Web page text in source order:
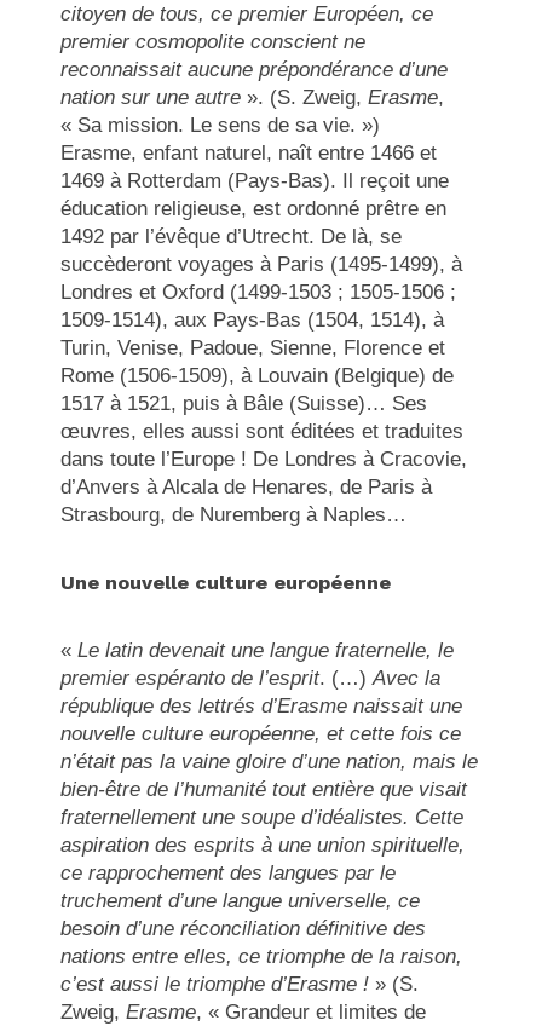
citoyen de tous, ce premier Européen, ce
premier cosmopolite conscient ne
reconnaissait aucune prépondérance d’une
nation sur une autre». (S. Zweig,Erasme,
« Sa mission. Le sens de sa vie. »)
Erasme, enfant naturel, naît entre 1466 et
1469 à Rotterdam (Pays-Bas). Il reçoit une
éducation religieuse, est ordonné prêtre en
1492 par l’évêque d’Utrecht. De là, se
succèderont voyages à Paris (1495-1499), à
Londres et Oxford (1499-1503 ; 1505-1506 ;
1509-1514), aux Pays-Bas (1504, 1514), à
Turin, Venise, Padoue, Sienne, Florence et
Rome (1506-1509), à Louvain (Belgique) de
1517 à 1521, puis à Bâle (Suisse)… Ses
œuvres, elles aussi sont éditées et traduites
dans toute l’Europe ! De Londres à Cracovie,
d’Anvers à Alcala de Henares, de Paris à
Strasbourg, de Nuremberg à Naples…
Une nouvelle culture européenne
«Le latin devenait une langue fraternelle, le
premier espéranto de l’esprit. (…)Avec la
république des lettrés d’Erasme naissait une
nouvelle culture européenne, et cette fois ce
n’était pas la vaine gloire d’une nation, mais le
bien-être de l’humanité tout entière que visait
fraternellement une soupe d’idéalistes. Cette
aspiration des esprits à une union spirituelle,
ce rapprochement des langues par le
truchement d’une langue universelle, ce
besoin d’une réconciliation définitive des
nations entre elles, ce triomphe de la raison,
c’est aussi le triomphe d’Erasme ! » (S.
Zweig,Erasme, « Grandeur et limites de